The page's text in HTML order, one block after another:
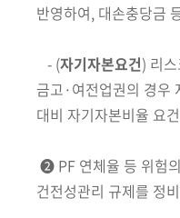
반영하여, 대손충당금
- (자기자본요건) 리
금고·여전업권의 경우
대비 자기자본비율 요
➋ PF 연체율 등 위험
건전성관리 규제를 정